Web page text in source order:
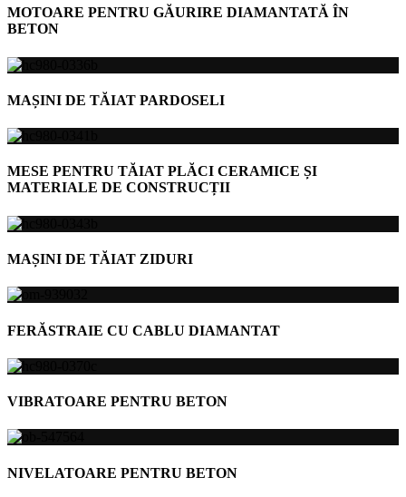
MOTOARE PENTRU GĂURIRE DIAMANTATĂ ÎN
BETON
MAȘINI DE TĂIAT PARDOSELI
MESE PENTRU TĂIAT PLĂCI CERAMICE ȘI
MATERIALE DE CONSTRUCȚII
MAȘINI DE TĂIAT ZIDURI
FERĂSTRAIE CU CABLU DIAMANTAT
VIBRATOARE PENTRU BETON
NIVELATOARE PENTRU BETON